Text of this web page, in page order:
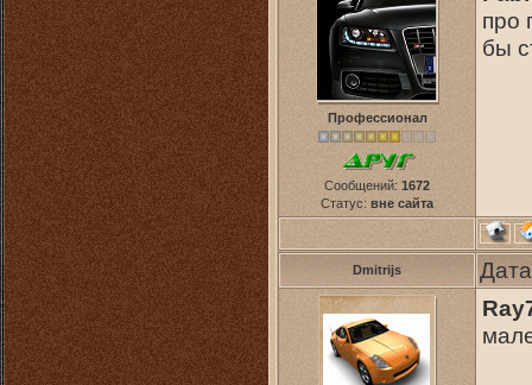
Профессионал
Сообщений: 1672
Статус: вне сайта
про
бы
Dmitrijs